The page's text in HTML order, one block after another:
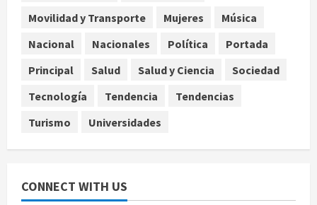
Internacional
EE.UU. amplía revisión de redes
y ciertos ciudadanos de México y
Movilidad y Transporte Mujeres
Música
Nacional
Nacionales Política
Portada
Principal
Salud Salud y Ciencia
Sociedad
Tecnología
Tendencia
Tendencias
Turismo
Universidades
CONNECT WITH US